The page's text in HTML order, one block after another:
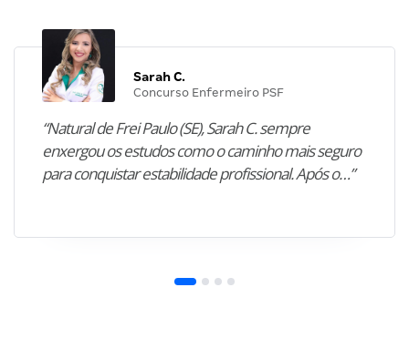
Sarah C.
Concurso Enfermeiro PSF
“Natural de Frei Paulo (SE), Sarah C. sempre
enxergou os estudos como o caminho mais seguro
para conquistar estabilidade profissional. Após o…”